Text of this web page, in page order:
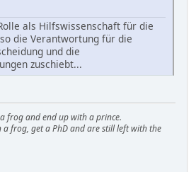
als Hilfswissenschaft für die
die Verantwortung für die
und die
zuschiebt...
frog and end up with a prince.
a frog, get a PhD and are still left with the